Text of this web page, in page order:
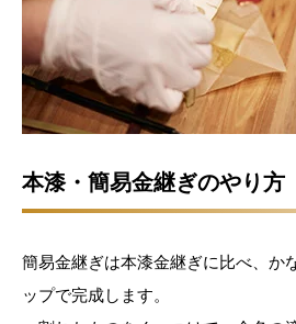
本漆・簡易金継ぎのやり方
簡易金継ぎは本漆金継ぎに比べ、か
ップで完成します。